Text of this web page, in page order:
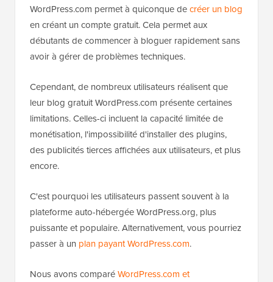
WordPress.com permet à quiconque decréer un blog
en créant un compte gratuit. Cela permet aux
débutants de commencer à bloguer rapidement sans
avoir à gérer de problèmes techniques.
Cependant, de nombreux utilisateurs réalisent que
leur blog gratuit WordPress.com présente certaines
limitations. Celles-ci incluent la capacité limitée de
monétisation, l'impossibilité d'installer des plugins,
des publicités tierces affichées aux utilisateurs, et plus
encore.
C'est pourquoi les utilisateurs passent souvent à la
plateforme auto-hébergée WordPress.org, plus
puissante et populaire. Alternativement, vous pourriez
passer à un plan payant WordPress.com.
Nous avons comparéWordPress.com et